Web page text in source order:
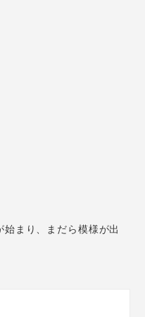
まり、まだら模様が出